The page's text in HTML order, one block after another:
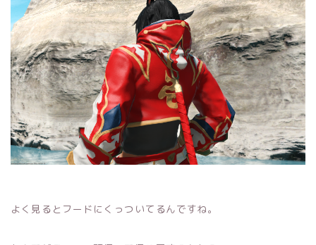
よく見るとフードにくっついてるんですね。